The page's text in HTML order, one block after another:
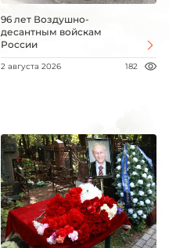
96 лет Воздушно-
десантным войскам
России
2 августа 2026 182